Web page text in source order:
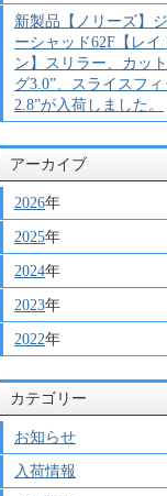
新製品【ノリーズ】
ーシャッド62F【レイ
ン】スリラー、カッ
グ3.0”、スライスフィ
2.8”が入荷しました。
アーカイブ
2026年
2025年
2024年
2023年
2022年
カテゴリー
お知らせ
入荷情報